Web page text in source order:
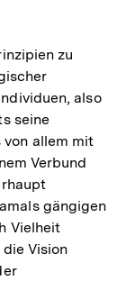
zu
also
seine
von allem mit
Verbund
gängigen
Vielheit
Vision